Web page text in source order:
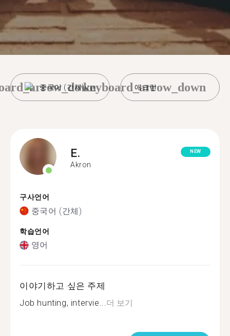
중국어 (간체) 애크런
keyboard_arrow_down
E.
Akron
NEW
구사언어
중국어 (간체)
학습언어
영어
이야기하고 싶은 주제
Job hunting, intervie...더 보기